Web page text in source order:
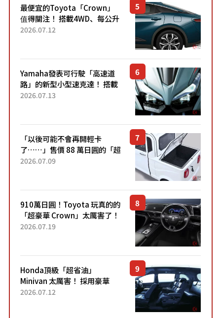
最便宜的Toyota「Crown」
值得關注！ 搭載4WD、每公升
22.4公里低油耗表現超亮眼！
2026.07.12
Yamaha發表可行駛「高速道
路」的新型小型速克達！ 搭載
能享受超強勁「渦輪感」的動
2026.07.13
「以後可能不會再開輕卡
了……」售價 88 萬日圓的「超
迷你輕型貨車」引發兩極評
了！...
2026.07.09
910萬日圓！Toyota 玩真的的
「超豪華 Crown」太厲害了！
採用由「匠人技藝」打造的
2026.07.19
Honda頂級「超省油」
Minivan 太厲害！ 採用豪華
「真皮座椅」與專屬「黑色內
2026.07.12